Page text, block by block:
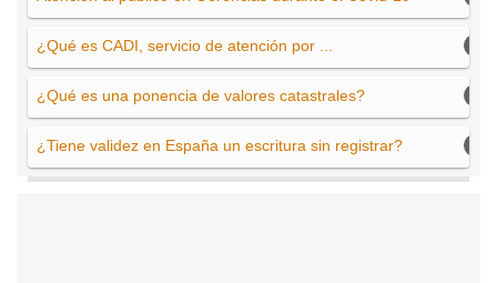
¿Qué es CADI, servicio de atención por ...
¿Qué es una ponencia de valores catastrales?
¿Tiene validez en España un escritura sin registrar?